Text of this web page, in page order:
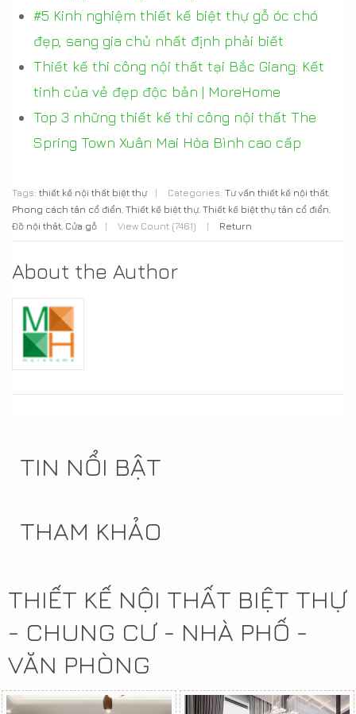
#5 Kinh nghiệm thiết kế biệt thự gỗ óc chó
đẹp, sang gia chủ nhất định phải biết
Thiết kế thi công nội thất tại Bắc Giang: Kết
tinh của vẻ đẹp độc bản | MoreHome
Top 3 những thiết kế thi công nội thất The
Spring Town Xuân Mai Hòa Bình cao cấp
Tags: thiết kế nội thất biệt thự | Categories: Tư vấn thiết kế nội thất,
Phong cách tân cổ điển, Thiết kế biệt thự, Thiết kế biệt thự tân cổ điển,
Đồ nội thât, Cửa gỗ | View Count (7461) | Return
About the Author
TIN NỔI BẬT
THAM KHẢO
THIẾT KẾ NỘI THẤT BIỆT THỰ
- CHUNG CƯ - NHÀ PHỐ -
VĂN PHÒNG